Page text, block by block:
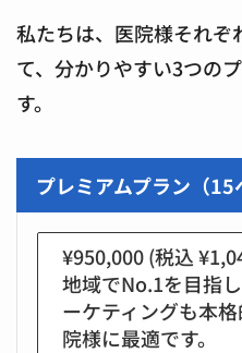
私たちは、医院様それぞ
て、分かりやすい3つの
す。
プレミアムプラン（15
¥950,000(税込
地域でNo.1を目指
ーケティングも本
院様に最適です。